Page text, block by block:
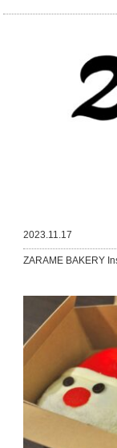
2023.11.17
ZARAME BAKERY